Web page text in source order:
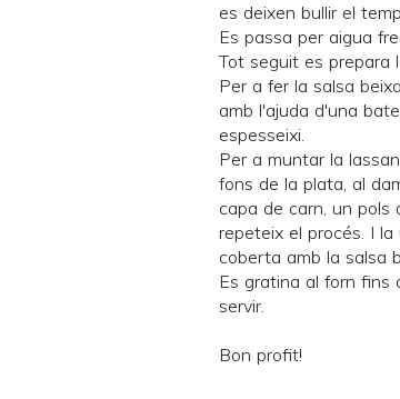
es deixen bullir el
Es passa per aigua
Tot seguit es prepara
Per a fer la salsa
amb l'ajuda d'una
espesseixi.
Per a muntar la
fons de la plata, al
capa de carn, un pols
repeteix el procés. I
coberta amb la salsa
Es gratina al forn fins
servir.
Bon profit!